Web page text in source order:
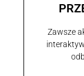
Zawsze